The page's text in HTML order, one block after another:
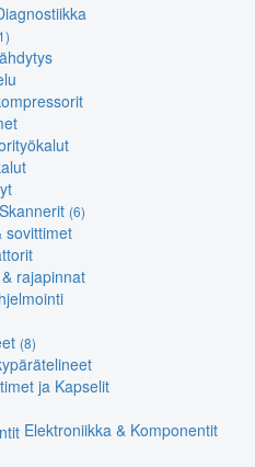
(6)
sovittimet
rajapinnat
(8)
ja Kapselit
Elektroniikka & Komponentit